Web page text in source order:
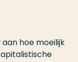
aan hoe moeilijk